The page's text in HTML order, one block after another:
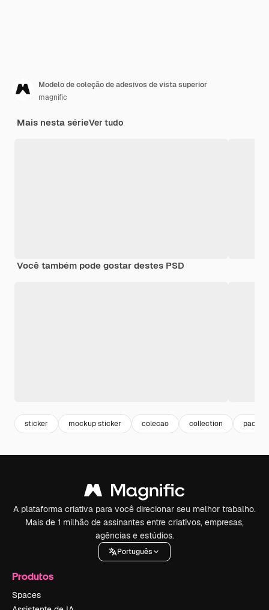
Modelo de coleção de adesivos de vista superior
magnific
Mais nesta sérieVer tudo
Você também pode gostar destes PSD
sticker mockup sticker colecao collection pacote
A plataforma criativa para você direcionar seu melhor trabalho.
Mais de 1 milhão de assinantes entre criativos, empresas,
agências e estúdios.
Português
Produtos
Spaces